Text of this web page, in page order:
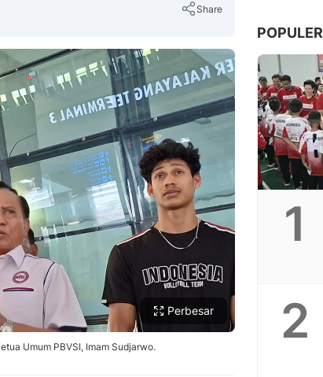
Share
Copy Link
Perbesar
Umum PBVSI, Imam Sudjarwo.
POPULER
1
2